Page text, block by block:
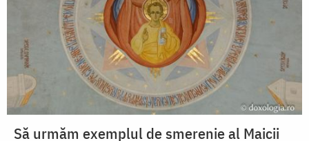
Să urmăm exemplul de smerenie al Maicii